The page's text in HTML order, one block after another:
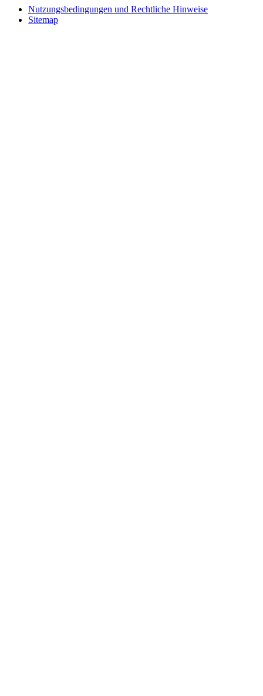
Nutzungsbedingungen und Rechtliche Hinweise
Sitemap